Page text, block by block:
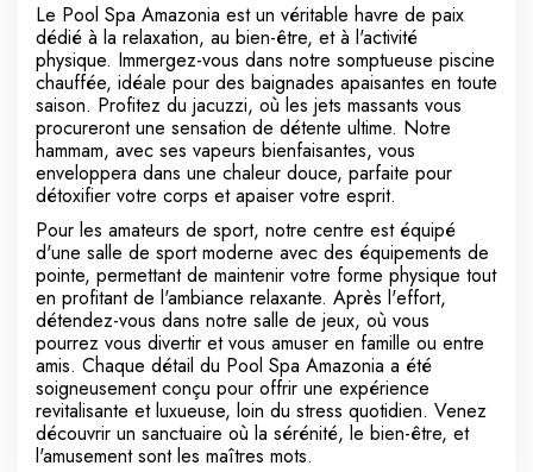
Le Pool Spa Amazonia est un véritable havre de paix
dédié à la relaxation, au bien-être, et à l'activité
physique. Immergez-vous dans notre somptueuse piscine
chauffée, idéale pour des baignades apaisantes en toute
saison. Profitez du jacuzzi, où les jets massants vous
procureront une sensation de détente ultime. Notre
hammam, avec ses vapeurs bienfaisantes, vous
enveloppera dans une chaleur douce, parfaite pour
détoxifier votre corps et apaiser votre esprit.
Pour les amateurs de sport, notre centre est équipé
d'une salle de sport moderne avec des équipements de
pointe, permettant de maintenir votre forme physique tout
en profitant de l'ambiance relaxante. Après l'effort,
détendez-vous dans notre salle de jeux, où vous
pourrez vous divertir et vous amuser en famille ou entre
amis. Chaque détail du Pool Spa Amazonia a été
soigneusement conçu pour offrir une expérience
revitalisante et luxueuse, loin du stress quotidien. Venez
découvrir un sanctuaire où la sérénité, le bien-être, et
l'amusement sont les maîtres mots.